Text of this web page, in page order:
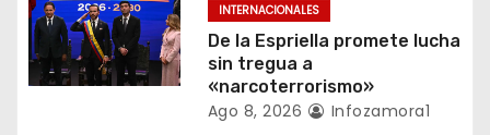
d
a
INTERNACIONALES
De la Espriella promete lucha
sin tregua a
«narcoterrorismo»
Ago 8, 2026 Infozamora1